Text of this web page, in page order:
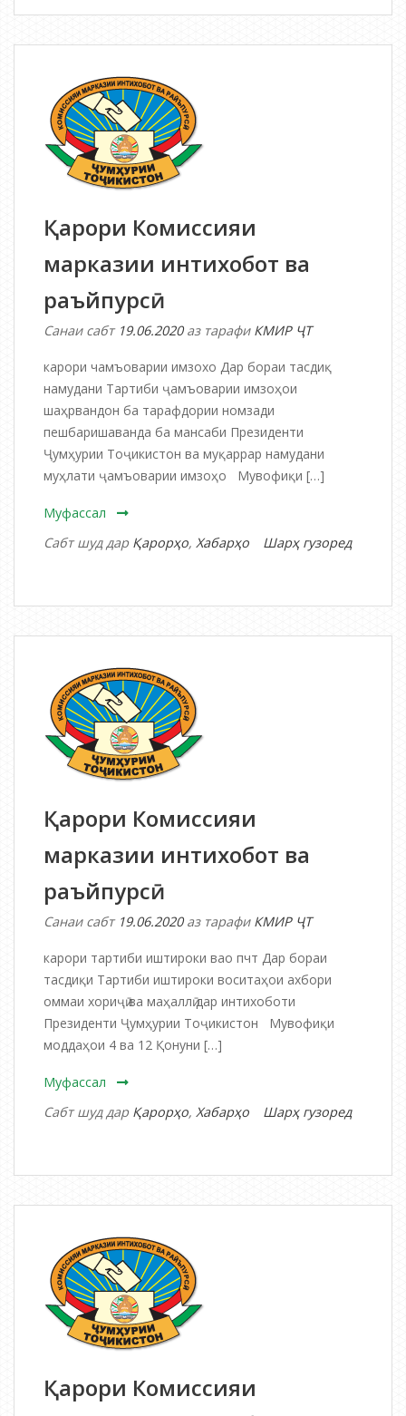
ҷамъоварии
имзоҳои
Қарори Комиссияи
марказии интихобот ва
раъйпурсӣ
Санаи сабт 19.06.2020аз тарафи КМИР ҶТ
карори чамъоварии имзохо Дар бораи тасдиқ
намудани Тартиби ҷамъоварии имзоҳои
шаҳрвандон ба тарафдории номзади
пешбаришаванда ба мансаби Президенти
Ҷумҳурии Тоҷикистон ва муқаррар намудани
муҳлати ҷамъоварии имзоҳо Мувофиқи […]
Муфассал
Сабт шуд дар Қарорҳо, Хабарҳо
Шарҳ гузоред
Комиссияи
марказии
раъйпурсӣ
Қарори Комиссияи
марказии интихобот ва
раъйпурсӣ
Санаи сабт 19.06.2020аз тарафи КМИР ҶТ
карори тартиби иштироки вао пчт Дар бораи
тасдиқи Тартиби иштироки воситаҳои ахбори
оммаи хориҷӣ ва маҳаллӣ дар интихоботи
Президенти Ҷумҳурии Тоҷикистон Мувофиқи
моддаҳои 4 ва 12 Қонуни […]
Муфассал
Сабт шуд дар Қарорҳо, Хабарҳо
Шарҳ гузоред
Комиссияи
марказии
раъйпурсӣ
Қарори Комиссияи